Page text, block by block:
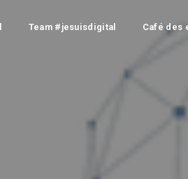
Team #jesuisdigital Café des